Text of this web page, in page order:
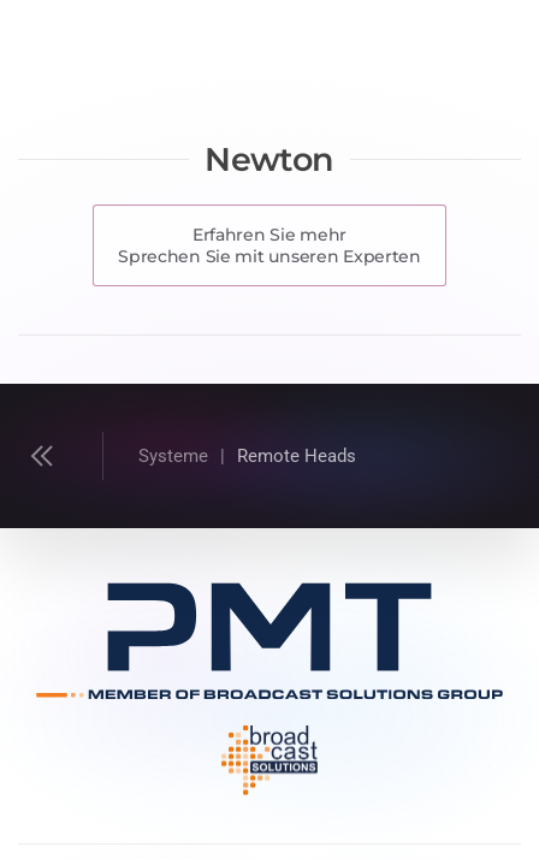
Newton
Erfahren Sie mehr
Sprechen Sie mit unseren Experten
Systeme Remote Heads